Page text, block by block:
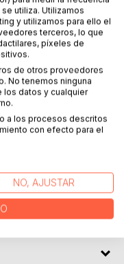
utiliza. Utilizamos
y utilizamos para ello el
terceros, lo que
píxeles de
de otros proveedores
No tenemos ninguna
los datos y cualquier
a los procesos descritos
con efecto para el
NO, AJUSTAR